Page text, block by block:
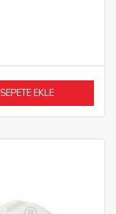
SEPETE EKLE